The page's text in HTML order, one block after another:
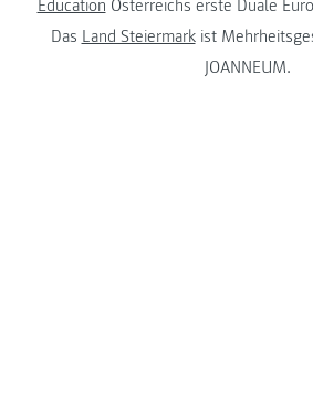
Education Österreichs erste Duale
Das Land Steiermarkist
JOANNEUM.